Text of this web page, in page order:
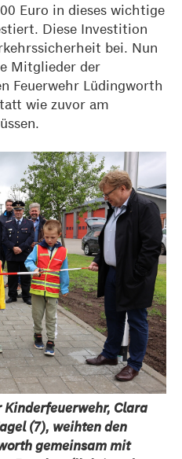
Euro in dieses wichtige
Diese Investition
bei. Nun
Mitglieder der
Feuerwehr Lüdingworth
wie zuvor am
Clara
(7), weihten den
gemeinsam mit